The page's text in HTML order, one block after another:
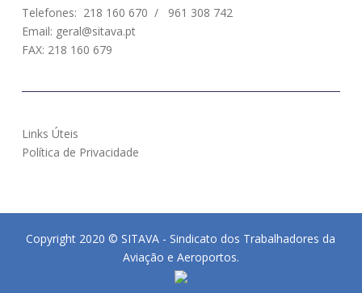
Telefones: 218 160 670 /
961 308 742
Email: geral@sitava.pt
FAX: 218 160 679
Links Úteis
Política de Privacidade
Copyright 2020 © SITAVA - Sindicato dos Trabalhadores da
Aviação e Aeroportos.